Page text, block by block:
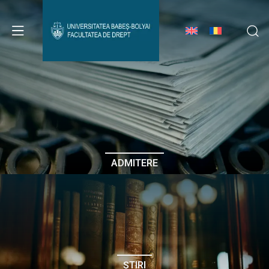
Avizier Studenți
Studii
Admitere
Erasmus & Internațional
Despre Facultate
ADMITERE
ȘTIRI